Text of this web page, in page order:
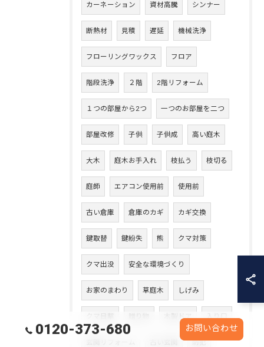
カーネーション 資材高騰 シンナー
断熱材 見積 遅延 機械洗浄
フローリングワックス フロア
階段洗浄 ２階 2階リフォーム
１つの部屋から2つ 一つのお部屋を二つ
部屋改修 子供 子供成 高い庭木
大木 庭木お手入れ 枝払う 枝切る
庭師 エアコン使用前 使用前
古い倉庫 倉庫のカギ カギ交換
鍵取替 鍵紛失 熊 クマ対策
クマ出没 安全な環境づくり
お家のまわり 草庭木 しげみ
木製ドア 入り口
防犯
0120-373-680 お問い合わせ